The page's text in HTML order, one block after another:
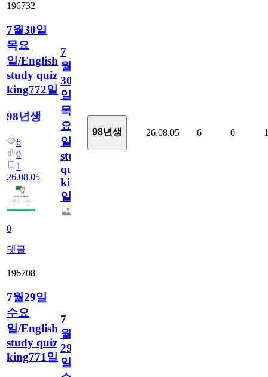
196732
7월30일
목요
일/English
study quiz
king772일
98년생
6
0
1
26.08.05
0
댓글
7
월
30
일
목
요
일/English
study
quiz
king772
일
98년생 26.08.05 6 0 1
196708
7월29일
수요
일/English
study quiz
king771일
7
월
29
일